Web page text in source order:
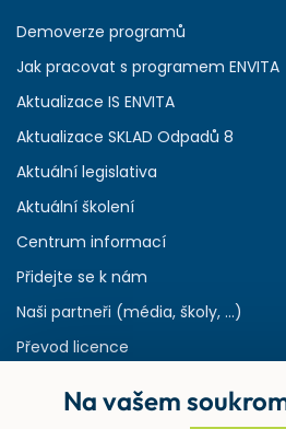
Demoverze programů
Jak pracovat s programem ENVITA
Aktualizace IS ENVITA
Aktualizace SKLAD Odpadů 8
Aktuální legislativa
Aktuální školení
Centrum informací
Přidejte se k nám
Naši partneři (média, školy, ...)
Převod licence
Rejstřík používaných zkratek v
Na vašem